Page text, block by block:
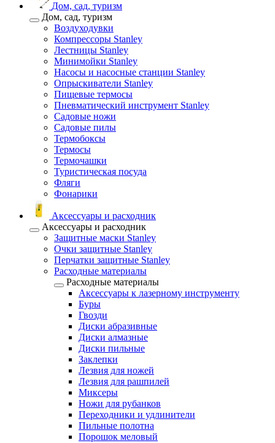
Дом, сад, туризм
Дом, сад, туризм
Воздуходувки
Компрессоры Stanley
Лестницы Stanley
Минимойки Stanley
Насосы и насосные станции Stanley
Опрыскиватели Stanley
Пищевые термосы
Пневматический инструмент Stanley
Садовые ножи
Садовые пилы
Термобоксы
Термосы
Термочашки
Туристическая посуда
Фляги
Фонарики
Аксессуары и расходник
Аксессуары и расходник
Защитные маски Stanley
Очки защитные Stanley
Перчатки защитные Stanley
Расходные материалы
Расходные материалы
Аксессуары к лазерному инструменту
Буры
Гвозди
Диски абразивные
Диски алмазные
Диски пильные
Заклепки
Лезвия для ножей
Лезвия для рашпилей
Миксеры
Ножи для рубанков
Переходники и удлинители
Пильные полотна
Порошок меловый